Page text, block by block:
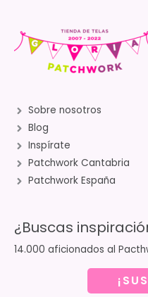
Sobre nosotros
Blog
Inspírate
Patchwork Cantabria
Patchwork España
¿Buscas
14.000 aficionados al